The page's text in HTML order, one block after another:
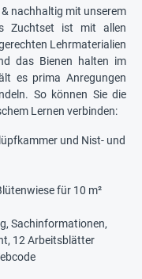
nachhaltig mit unserem
Zuchtset ist mit allen
Lehrmaterialien
das Bienen halten im
es prima Anregungen
So können Sie die
Lernen verbinden:
und Nist- und
für 10 m²
Sachinformationen,
12 Arbeitsblätter